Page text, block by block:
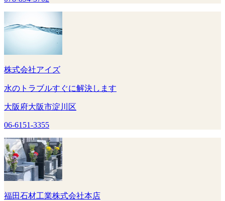
株式会社アイズ
水のトラブルすぐに解決します
大阪府大阪市淀川区
06-6151-3355
福田石材工業株式会社本店